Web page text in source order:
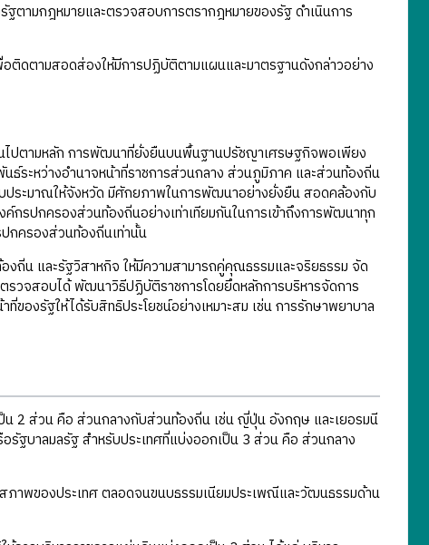
ฐตามกฎหมายและตรวจสอบการตรากฎหมายของรัฐ ดำเนินการ
ติดตามสอดส่องให้มีการปฏิบัติตามแผนและมาตรฐานดังกล่าวอย่าง
ไปตามหลัก การพัฒนาที่ยั่งยืนบนพื้นฐานปรัชญาเศรษฐกิจพอเพียง
ระหว่างอำนาจหน้าที่ราชการส่วนกลาง ส่วนภูมิภาค และส่วนท้องถิ่น
ระมาณให้จังหวัด มีศักยภาพในการพัฒนาอย่างยั่งยืน สอดคล้องกับ
กรปกครองส่วนท้องถิ่นอย่างเท่าเทียมกันในการเข้าถึงการพัฒนาทุก
กครองส่วนท้องถิ่นเท่านั้น
น และรัฐวิสาหกิจ ให้มีความสามารถคู่คุณธรรมและจริยธรรม จัด
รวจสอบได้ พัฒนาวิธีปฏิบัติราชการโดยยึดหลักการบริหารจัดการ
ของรัฐให้ได้รับสิทธิประโยชน์อย่างเหมาะสม เช่น การรักษาพยาบาล
น 2 ส่วน คือ ส่วนกลางกับส่วนท้องถิ่น เช่น ญี่ปุ่น อังกฤษ และเยอรมนี
รัฐบาลมลรัฐ สำหรับประเทศที่แบ่งออกเป็น 3 ส่วน คือ ส่วนกลาง
าพของประเทศ ตลอดจนขนบธรรมเนียมประเพณีและวัฒนธรรมด้าน